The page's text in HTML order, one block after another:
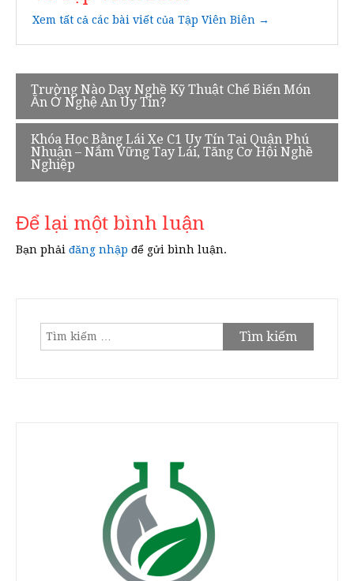
Xem tất cả các bài viết của Tập Viên Biên →
Điều
hướng
bài
viết
Trường Nào Dạy Nghề Kỹ Thuật Chế Biến Món
Ăn Ở Nghệ An Uy Tín?
Khóa Học Bằng Lái Xe C1 Uy Tín Tại Quận Phú
Nhuận – Nắm Vững Tay Lái, Tăng Cơ Hội Nghề
Nghiệp
Để lại một bình luận
Bạn phải đăng nhập để gửi bình luận.
Tìm